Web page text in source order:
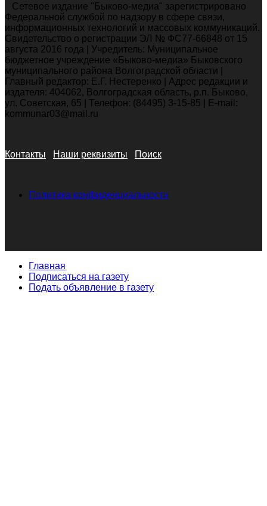
Сетевое издание "Быково-медиа" зарегистрировано
Федеральной службой по надзору в сфере связи,
информационных технологий и массовых коммуникаций.
Свидетельство о регистрации ЭЛ № ФС77-66848 от 15
августа 2016 года | Учредитель: Муниципальное
бюджетное учреждение «Быково-медиа» Быковского
муниципального района Волгоградской области |
Главный редактор: Е.Г. Нестеренко | Адрес редакции и
издателя: 404062, Волгоградская область, р.п. Быково,
ул. Советская, 65 | Телефон: (84495) 3-15-85 | E-mail:
kommunar03@mail.ru
Контакты Наши реквизиты Поиск
Политика конфиденциальности
Главная
Подписаться на газету
Подать объявление в газету